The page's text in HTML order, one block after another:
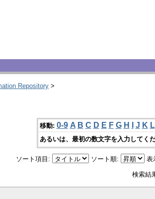
Repository >
移動: 0-9 A B C D E F G H J K L
あるいは、最初の数文字を入力してく
ソート項目: ソート順: 表
検索結